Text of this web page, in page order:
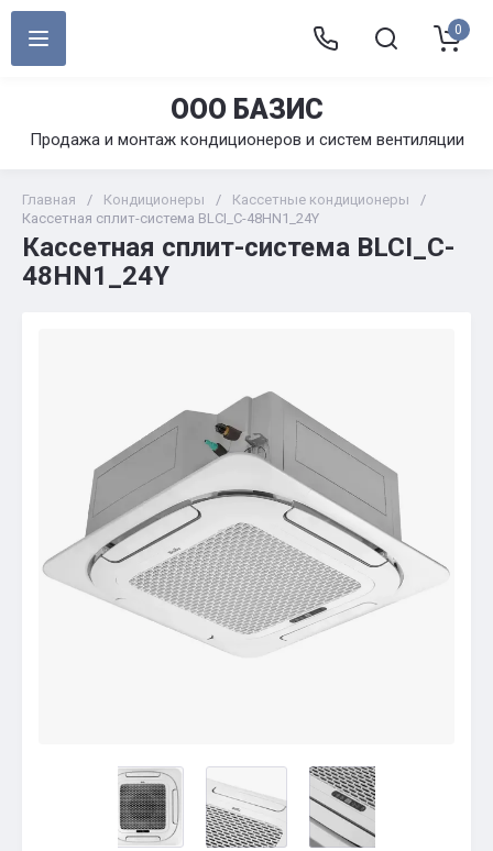
ООО БАЗИС
Продажа и монтаж кондиционеров и систем вентиляции
0
Главная / Кондиционеры / Кассетные кондиционеры
/
Кассетная сплит-система BLCI_C-48HN1_24Y
Кассетная сплит-система BLCI_C-
48HN1_24Y